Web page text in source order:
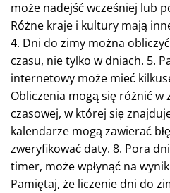
może nadejść wcześniej lub
Różne kraje i kultury mają
4. Dni do zimy można
czasu, nie tylko w dniach. 5.
internetowy może mieć
Obliczenia mogą się różnić w
czasowej, w której się
kalendarze mogą zawierać
zweryfikować daty. 8. Pora
timer, może wpłynąć na
Pamiętaj, że liczenie dni do